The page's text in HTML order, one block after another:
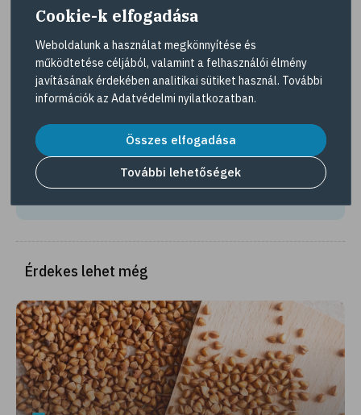
összeérjenek.
Hasznosnak találta amit olvasott?
Tetszett a cikk? Ossza meg barátaival!
Megosztás
Érdekes lehet még
Cookie-k elfogadása
Weboldalunk a használat megkönnyítése és
működtetése céljából, valamint a felhasználói élmény
javításának érdekében analitikai sütiket használ. További
információk az Adatvédelmi nyilatkozatban.
Összes elfogadása
További lehetőségek